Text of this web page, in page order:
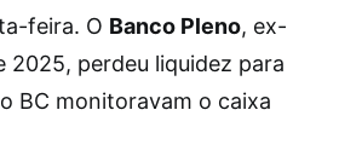
feira. O Banco Pleno, ex-
2025, perdeu liquidez para
BC monitoravam o caixa